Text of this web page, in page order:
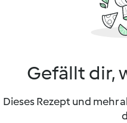
Gefällt dir,
Dieses Rezept und mehr